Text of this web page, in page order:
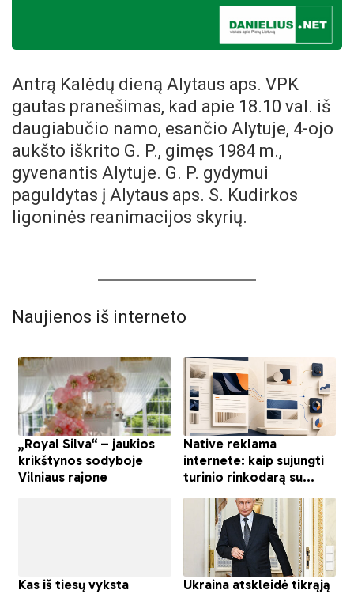
Antrą Kalėdų dieną Alytaus aps. VPK
gautas pranešimas, kad apie 18.10 val. iš
daugiabučio namo, esančio Alytuje, 4-ojo
aukšto iškrito G. P., gimęs 1984 m.,
gyvenantis Alytuje. G. P. gydymui
paguldytas į Alytaus aps. S. Kudirkos
ligoninės reanimacijos skyrių.
Naujienos iš interneto